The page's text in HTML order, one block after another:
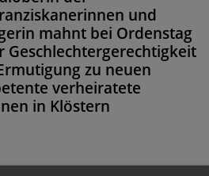
und
mahnt bei Ordenstag
Geschlechtergerechtigkeit
zu neuen
verheiratete
in Klöstern